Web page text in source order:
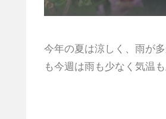
今年の夏は涼しく、雨が
も今週は雨も少なく気温